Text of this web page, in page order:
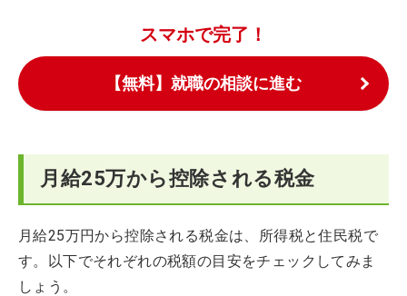
スマホで完了！
【無料】就職の相談に進む
月給25万から控除される税金
月給25万円から控除される税金は、所得税と住民税で
す。以下でそれぞれの税額の目安をチェックしてみま
しょう。